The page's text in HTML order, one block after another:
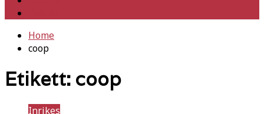
Home
coop
Etikett: coop
Inrikes